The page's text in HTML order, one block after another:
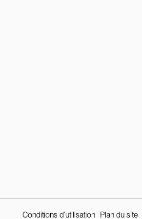
Conditions d’utilisation Plan du site